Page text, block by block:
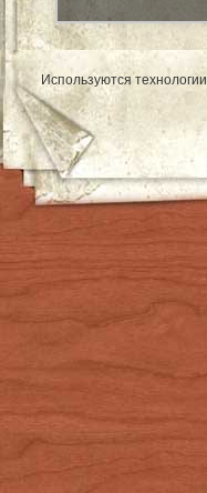
Используются технологии